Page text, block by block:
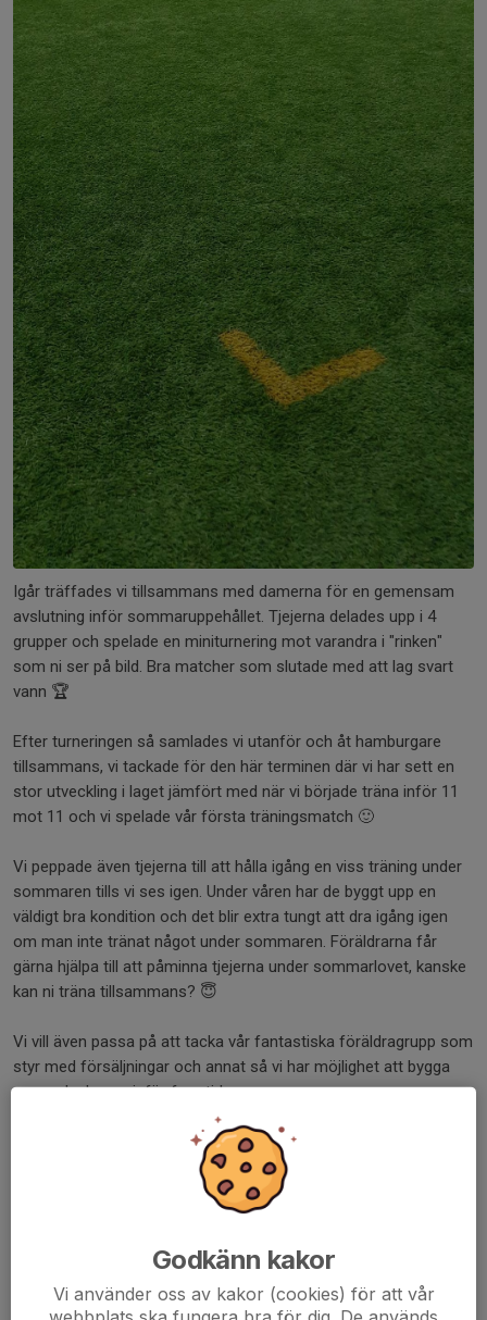
Igår träffades vi tillsammans med damerna för en gemensam
avslutning inför sommaruppehållet. Tjejerna delades upp i 4
grupper och spelade en miniturnering mot varandra i "rinken"
som ni ser på bild. Bra matcher som slutade med att lag svart
vann 🏆
Efter turneringen så samlades vi utanför och åt hamburgare
tillsammans, vi tackade för den här terminen där vi har sett en
stor utveckling i laget jämfört med när vi började träna inför 11
mot 11 och vi spelade vår första träningsmatch 🙂
Vi peppade även tjejerna till att hålla igång en viss träning under
sommaren tills vi ses igen. Under våren har de byggt upp en
väldigt bra kondition och det blir extra tungt att dra igång igen
om man inte tränat något under sommaren. Föräldrarna får
gärna hjälpa till att påminna tjejerna under sommarlovet, kanske
kan ni träna tillsammans? 😇
Vi vill även passa på att tacka vår fantastiska föräldragrupp som
styr med försäljningar och annat så vi har möjlighet att bygga
upp en lagkassa inför framtiden.
Ha en fantastisk sommar så ses vi måndag 12 augusti på
Kommentarer
Godkänn kakor
Vi använder oss av kakor (cookies) för att vår